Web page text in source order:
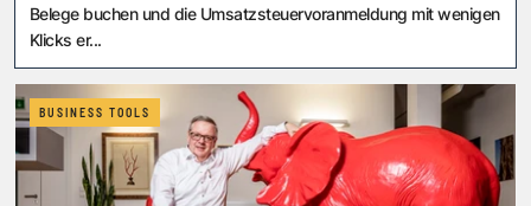
Belege buchen und die Umsatzsteuervoranmeldung mit wenigen
Klicks er...
BUSINESS TOOLS